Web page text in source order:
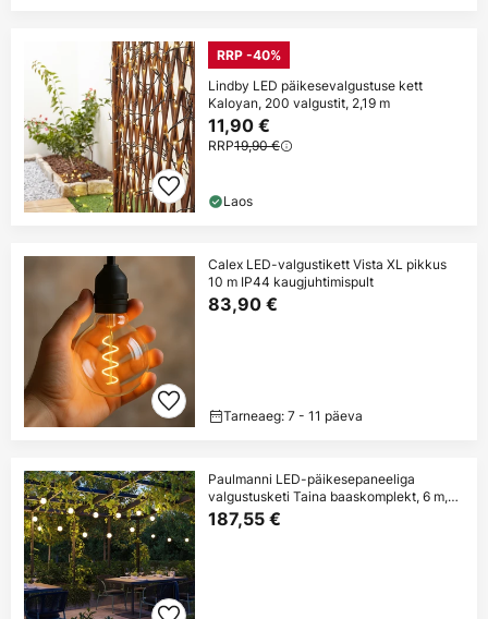
RRP -40%
Lindby LED päikesevalgustuse kett
Kaloyan, 200 valgustit, 2,19 m
11,90 €
RRP19,90 €
Laos
Calex LED-valgustikett Vista XL pikkus
10 m IP44 kaugjuhtimispult
83,90 €
Tarneaeg: 7 - 11 päeva
Paulmanni LED-päikesepaneeliga
valgustusketi Taina baaskomplekt, 6 m,
IP67
187,55 €